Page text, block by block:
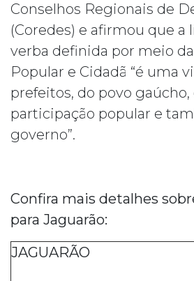
Conselhos Regionais de
(Coredes) e afirmou que a
verba definida por meio
Popular e Cidadã “é uma
prefeitos, do povo
participação popular e
governo”.
Confira mais detalhes
para Jaguarão:
JAGUARÃO